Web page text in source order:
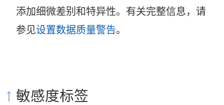
添加细微差别和特异性。有关完整信息，请
参见设置数据质量警告。
敏感度标签